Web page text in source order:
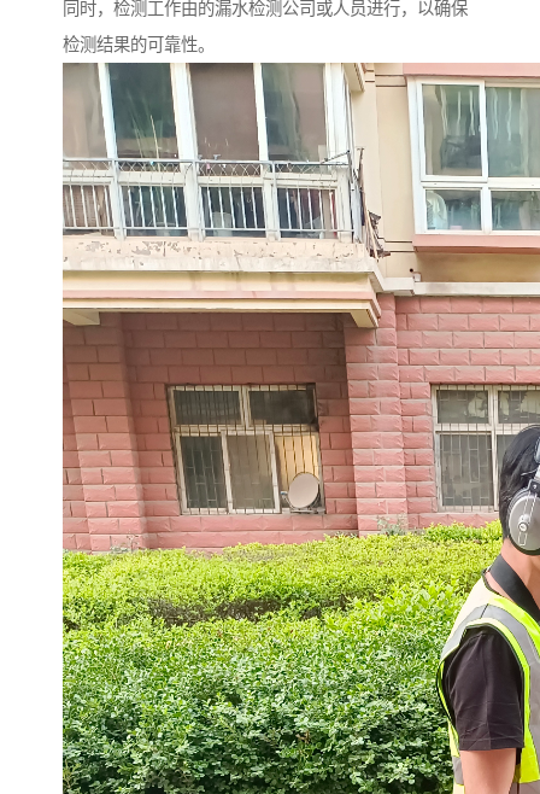
同时，检测工作由的漏水检测公司或人员进行，以确保
检测结果的可靠性。